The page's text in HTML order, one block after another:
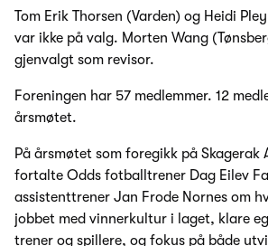
Tom Erik Thorsen (Varden) og Heidi
var ikke på valg. Morten Wang
gjenvalgt som revisor.
Foreningen har 57 medlemmer. 12
årsmøtet.
På årsmøtet som foregikk på Skagerak
fortalte Odds fotballtrener Dag Eilev
assistenttrener Jan Frode Nornes om
jobbet med vinnerkultur i laget, klare
trener og spillere, og fokus på både